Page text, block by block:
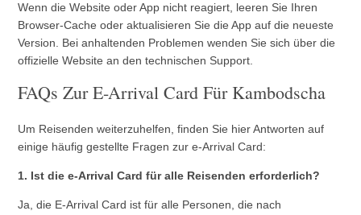
Wenn die Website oder App nicht reagiert, leeren Sie Ihren
Browser-Cache oder aktualisieren Sie die App auf die neueste
Version. Bei anhaltenden Problemen wenden Sie sich über die
offizielle Website an den technischen Support.
FAQs Zur E-Arrival Card Für Kambodscha
Um Reisenden weiterzuhelfen, finden Sie hier Antworten auf
einige häufig gestellte Fragen zur e-Arrival Card:
1. Ist die e-Arrival Card für alle Reisenden erforderlich?
Ja, die E-Arrival Card ist für alle Personen, die nach